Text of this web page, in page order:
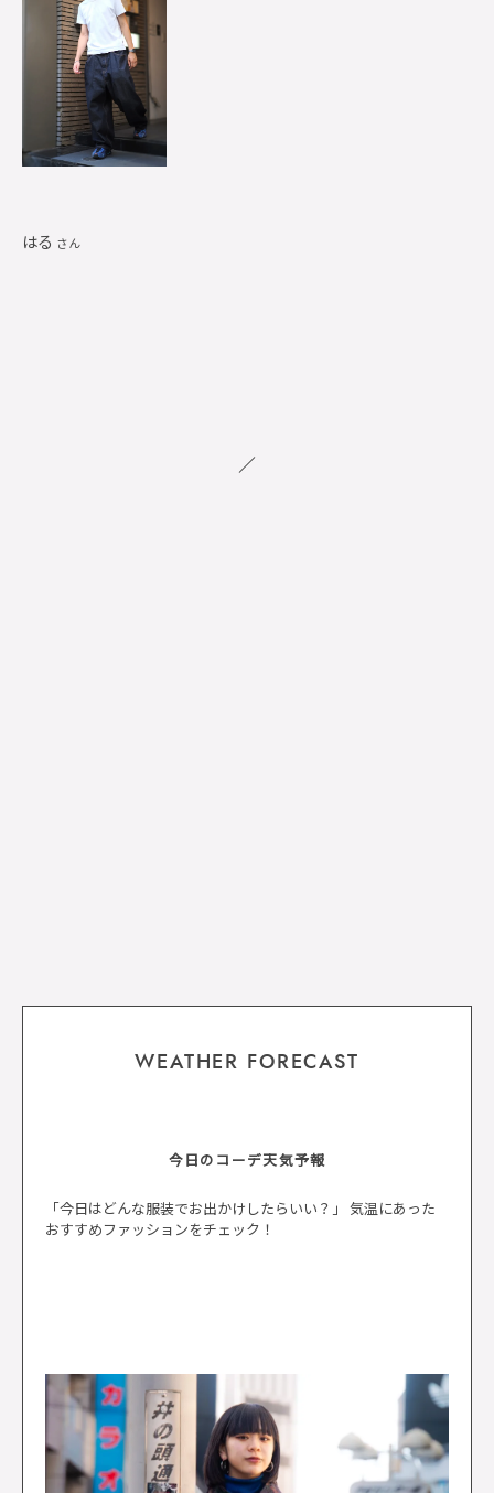
はる さん
WEATHER FORECAST
今日のコーデ天気予報
「今日はどんな服装でお出かけしたらいい？」 気温にあった
おすすめファッションをチェック！